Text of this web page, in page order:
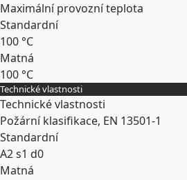
Maximální provozní teplota
Standardní
100 °C
Matná
100 °C
Rozbalit
Technické vlastnosti
Technické vlastnosti
Požární klasifikace, EN 13501-1
Standardní
A2 s1 d0
Matná